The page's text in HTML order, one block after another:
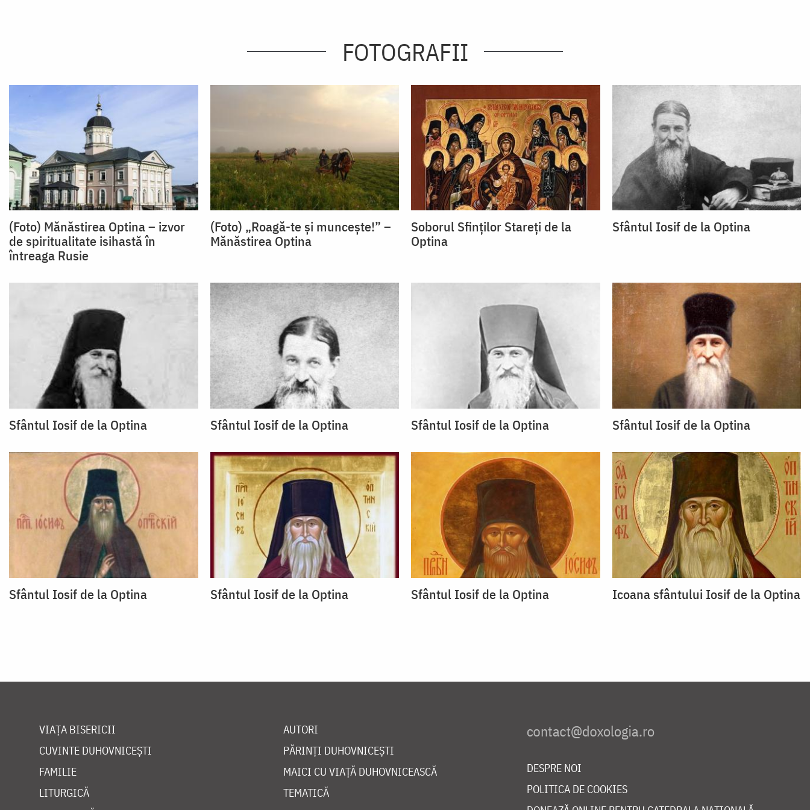
FOTOGRAFII
(Foto) Mănăstirea Optina – izvor
de spiritualitate isihastă în
întreaga Rusie
(Foto) „Roagă-te și muncește!” –
Mănăstirea Optina
Soborul Sfinţilor Stareţi de la
Optina
Sfântul Iosif de la Optina
Sfântul Iosif de la Optina Sfântul Iosif de la Optina Sfântul Iosif de la Optina Sfântul Iosif de la Optina
Sfântul Iosif de la Optina Sfântul Iosif de la Optina Sfântul Iosif de la Optina Icoana sfântului Iosif de la Optina
VIAȚA BISERICII
CUVINTE DUHOVNICEȘTI
FAMILIE
LITURGICĂ
AUTORI
PĂRINȚI DUHOVNICEȘTI
MAICI CU VIAȚĂ DUHOVNICEASCĂ
TEMATICĂ
DESPRE NOI
POLITICA DE COOKIES